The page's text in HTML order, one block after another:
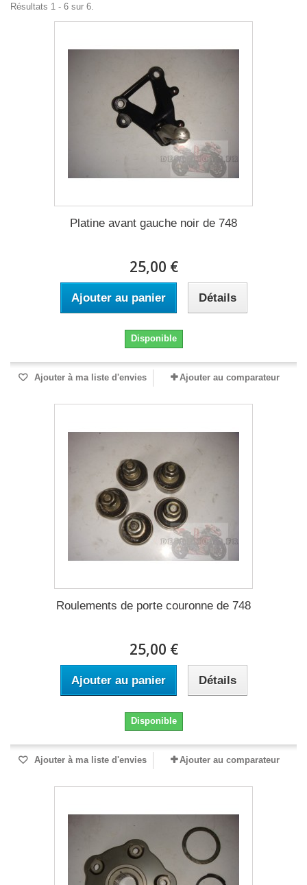
Résultats 1 - 6 sur 6.
Platine avant gauche noir de 748
25,00 €
Ajouter au panier Détails
Disponible
Ajouter à ma liste d'envies Ajouter au comparateur
Roulements de porte couronne de 748
25,00 €
Ajouter au panier Détails
Disponible
Ajouter à ma liste d'envies Ajouter au comparateur